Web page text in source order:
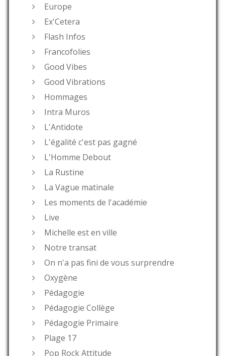
Europe
Ex'Cetera
Flash Infos
Francofolies
Good Vibes
Good Vibrations
Hommages
Intra Muros
L'Antidote
L'égalité c'est pas gagné
L'Homme Debout
La Rustine
La Vague matinale
Les moments de l'académie
Live
Michelle est en ville
Notre transat
On n'a pas fini de vous surprendre
Oxygène
Pédagogie
Pédagogie Collège
Pédagogie Primaire
Plage 17
Pop Rock Attitude